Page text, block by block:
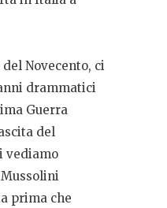
Novecento, ci
drammatici
Guerra
del
vediamo
prima che